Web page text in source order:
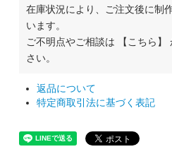
在庫状況により、ご注文後に制
います。
ご不明点やご相談は
【こちら】
さい。
返品について
特定商取引法に基づく表記